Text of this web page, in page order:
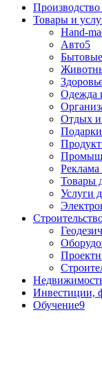
Производство
Товары и
Hand-
Авто5
Одежда
Отдых и
Реклама
Товары
Услуги
Инвестиции,
Обучение9